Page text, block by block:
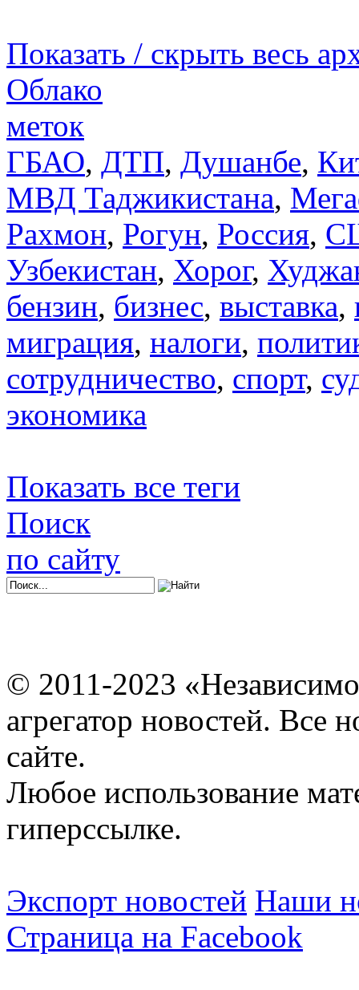
Показать / скрыть весь
Облако
меток
ГБАО, ДТП, Душанбе,
МВД Таджикистана,
Рахмон, Рогун, Россия,
Узбекистан, Хорог,
бензин, бизнес, выставка,
миграция, налоги,
сотрудничество, спорт,
экономика
Показать все теги
Поиск
по сайту
© 2011-2023
агрегатор новостей. Все
сайте.
Любое использование
гиперссылке.
Экспорт новостей Наши
Страница на Facebook